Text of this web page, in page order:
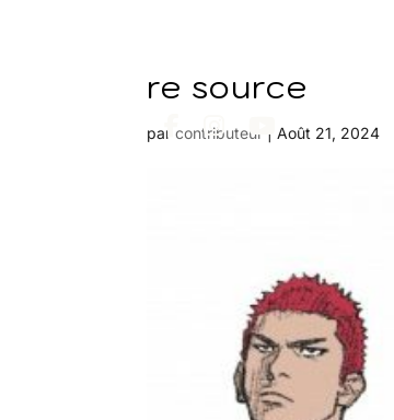
re source
parcontributeur |Août 21, 2024